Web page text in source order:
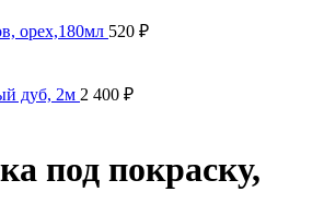
орех,180мл 520 ₽
дуб, 2м 2 400 ₽
под покраску,